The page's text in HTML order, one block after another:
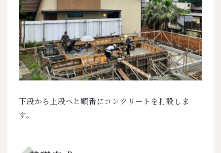
下段から上段へと順番にコンクリートを打設しま
す。